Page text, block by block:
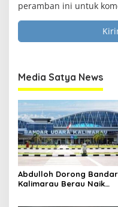
peramban ini untuk
Media Satya News
Abdulloh Dorong
Kalimarau Berau Naik